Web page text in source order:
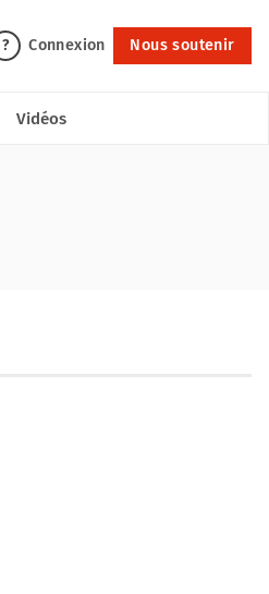
? Connexion Nous soutenir
Vidéos